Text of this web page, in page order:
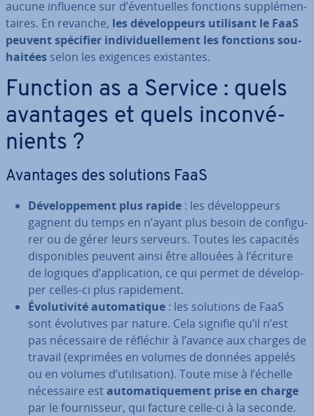
aucune influence sur d’éven­tuelles fonctions sup­plé­men­
taires. En revanche, les dé­ve­lop­peurs utilisant le FaaS
peuvent spécifier in­di­vi­duel­le­ment les fonctions sou­
hai­tées selon les exigences exis­tantes.
Function as a Service : quels
avantages et quels in­con­vé­
nients ?
Avantages des solutions FaaS
Dé­ve­lop­pe­ment plus rapide : les dé­ve­lop­peurs
gagnent du temps en n’ayant plus besoin de con­fi­gu­
rer ou de gérer leurs serveurs. Toutes les capacités
dis­po­nibles peuvent ainsi être allouées à l’écriture
de logiques d’ap­pli­ca­tion, ce qui permet de dé­ve­lop­
per celles-ci plus ra­pi­de­ment.
Évo­lu­ti­vité au­to­ma­tique : les solutions de FaaS
sont évo­lu­tives par nature. Cela signifie qu’il n’est
pas né­ces­saire de réfléchir à l’avance aux charges de
travail (exprimées en volumes de données appelés
ou en volumes d’uti­li­sa­tion). Toute mise à l’échelle
né­ces­saire estau­to­ma­ti­que­ment prise en charge
par le four­nis­seur, qui facture celle-ci à la seconde.